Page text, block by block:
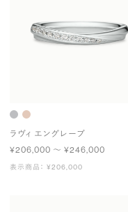
ラヴィ エングレーブ
¥206,000 〜 ¥246,000
表示商品： ¥206,000